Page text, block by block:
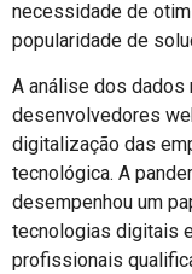
necessidade de
popularidade de
A análise dos dados
desenvolvedores
digitalização das
tecnológica. A
desempenhou um
tecnologias digitais
profissionais